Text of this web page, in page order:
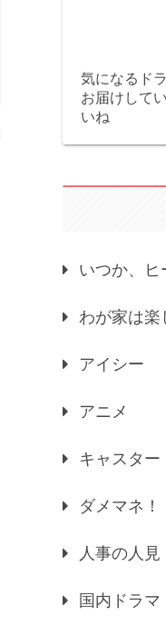
気になるド
お届けして
いね
いつか、ヒ
わが家は楽
アイシー
アニメ
キャスター
ダメマネ！
人事の人見
国内ドラマ